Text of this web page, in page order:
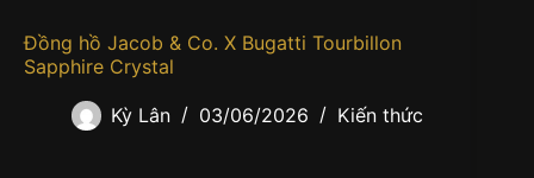
Đồng hồ Jacob & Co. X Bugatti Tourbillon
Sapphire Crystal
Kỳ Lân 03/06/2026 Kiến thức